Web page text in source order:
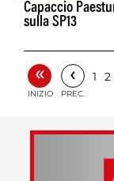
Capaccio
sulla SP13
«
INIZIO
‹
PREC.
1 2